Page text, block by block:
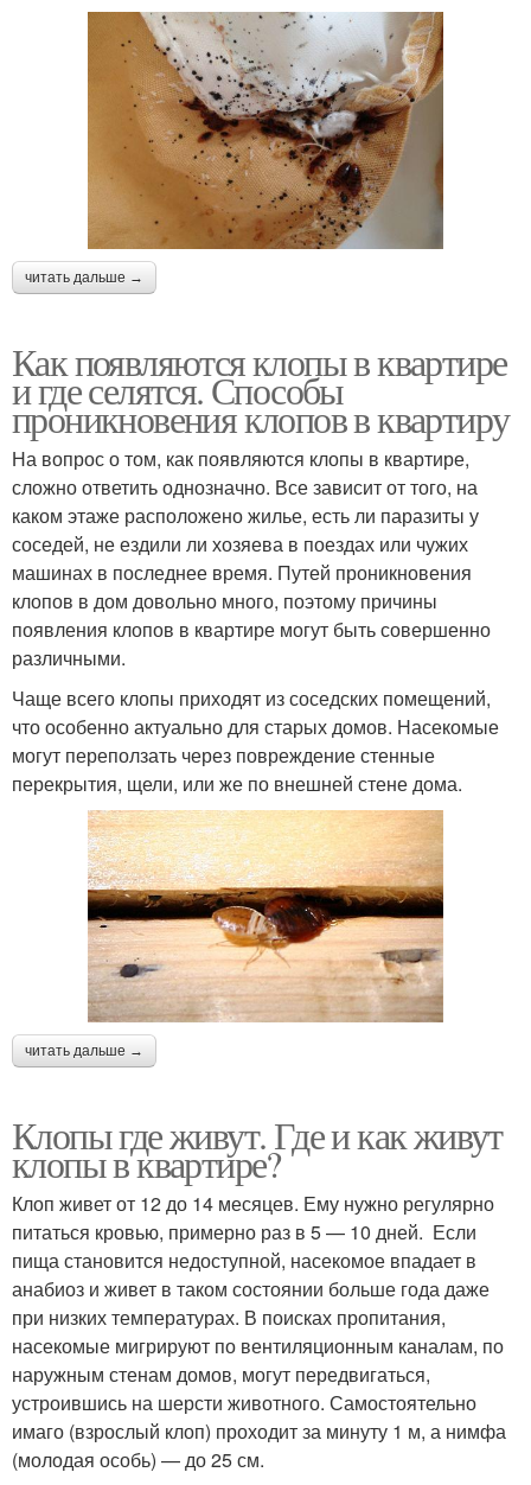
читать дальше →
Как появляются клопы в квартире
и где селятся. Способы
проникновения клопов в квартиру
На вопрос о том, как появляются клопы в квартире,
сложно ответить однозначно. Все зависит от того, на
каком этаже расположено жилье, есть ли паразиты у
соседей, не ездили ли хозяева в поездах или чужих
машинах в последнее время. Путей проникновения
клопов в дом довольно много, поэтому причины
появления клопов в квартире могут быть совершенно
различными.
Чаще всего клопы приходят из соседских помещений,
что особенно актуально для старых домов. Насекомые
могут переползать через повреждение стенные
перекрытия, щели, или же по внешней стене дома.
читать дальше →
Клопы где живут. Где и как живут
клопы в квартире?
Клоп живет от 12 до 14 месяцев. Ему нужно регулярно
питаться кровью, примерно раз в 5 — 10 дней. Если
пища становится недоступной, насекомое впадает в
анабиоз и живет в таком состоянии больше года даже
при низких температурах. В поисках пропитания,
насекомые мигрируют по вентиляционным каналам, по
наружным стенам домов, могут передвигаться,
устроившись на шерсти животного. Самостоятельно
имаго (взрослый клоп) проходит за минуту 1 м, а нимфа
(молодая особь) — до 25 см.